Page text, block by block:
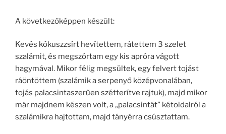
A következőképpen készült:
Kevés kókuszzsírt hevítettem, rátettem 3 szelet
szalámit, és megszórtam egy kis apróra vágott
hagymával. Mikor félig megsültek, egy felvert tojást
ráöntöttem (szalámik a serpenyő középvonalában,
tojás palacsintaszerűen szétterítve rajtuk), majd mikor
már majdnem készen volt, a „palacsintát” kétoldalról a
szalámikra hajtottam, majd tányérra csúsztattam.